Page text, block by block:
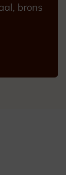
brons